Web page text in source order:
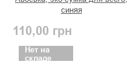
синяя
110,00 грн
Нет на
складе